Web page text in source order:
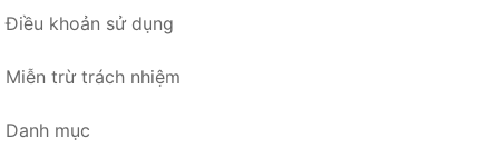
Điều khoản sử dụng
Miễn trừ trách nhiệm
Danh mục